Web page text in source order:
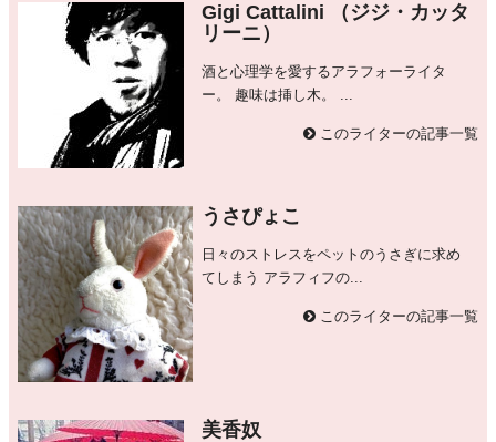
Gigi Cattalini （ジジ・カッタ
リーニ）
酒と心理学を愛するアラフォーライタ
ー。 趣味は挿し木。 ...
このライターの記事一覧
うさぴょこ
日々のストレスをペットのうさぎに求め
てしまう アラフィフの...
このライターの記事一覧
美香奴